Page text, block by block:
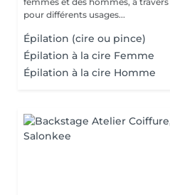
pour différents usages...
Épilation (cire ou pince)
Épilation à la cire Femme
Épilation à la cire Homme